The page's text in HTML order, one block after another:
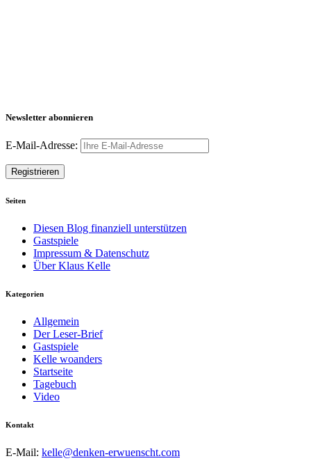
Newsletter abonnieren
E-Mail-Adresse:
Seiten
Diesen Blog finanziell unterstützen
Gastspiele
Impressum & Datenschutz
Über Klaus Kelle
Kategorien
Allgemein
Der Leser-Brief
Gastspiele
Kelle woanders
Startseite
Tagebuch
Video
Kontakt
E-Mail: kelle@denken-erwuenscht.com